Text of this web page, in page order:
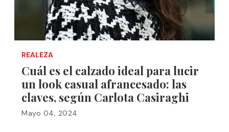
REALEZA
Cuál es el calzado ideal para lucir
un look casual afrancesado: las
claves, según Carlota Casiraghi
Mayo 04, 2024